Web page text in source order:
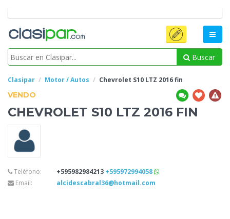
Buscar
Clasipar Motor / Autos Chevrolet S10 LTZ 2016 fin
VENDO
CHEVROLET S10 LTZ 2016 FIN
Teléfono: +595982984213 +595972994058
Email:
alcidescabral36@hotmail.com